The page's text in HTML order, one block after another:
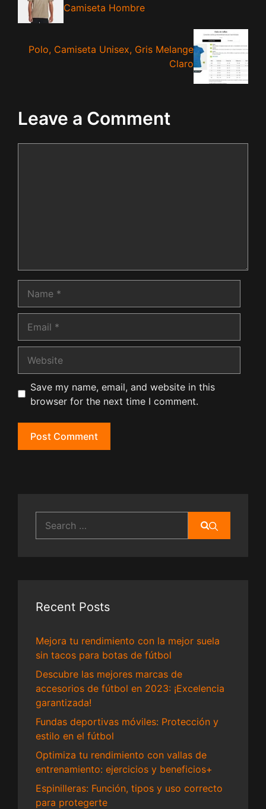
Camiseta Hombre
Polo, Camiseta Unisex, Gris Melange
Claro
Leave a Comment
Save my name, email, and website in this
browser for the next time I comment.
for:
Recent Posts
Mejora tu rendimiento con la mejor suela
sin tacos para botas de fútbol
Descubre las mejores marcas de
accesorios de fútbol en 2023: ¡Excelencia
garantizada!
Fundas deportivas móviles: Protección y
estilo en el fútbol
Optimiza tu rendimiento con vallas de
entrenamiento: ejercicios y beneficios+
Espinilleras: Función, tipos y uso correcto
para protegerte